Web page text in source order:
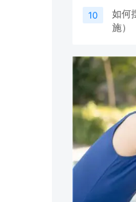
10
如何
施）